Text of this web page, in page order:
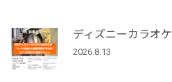
ディズニーカラオケ
2026.8.13